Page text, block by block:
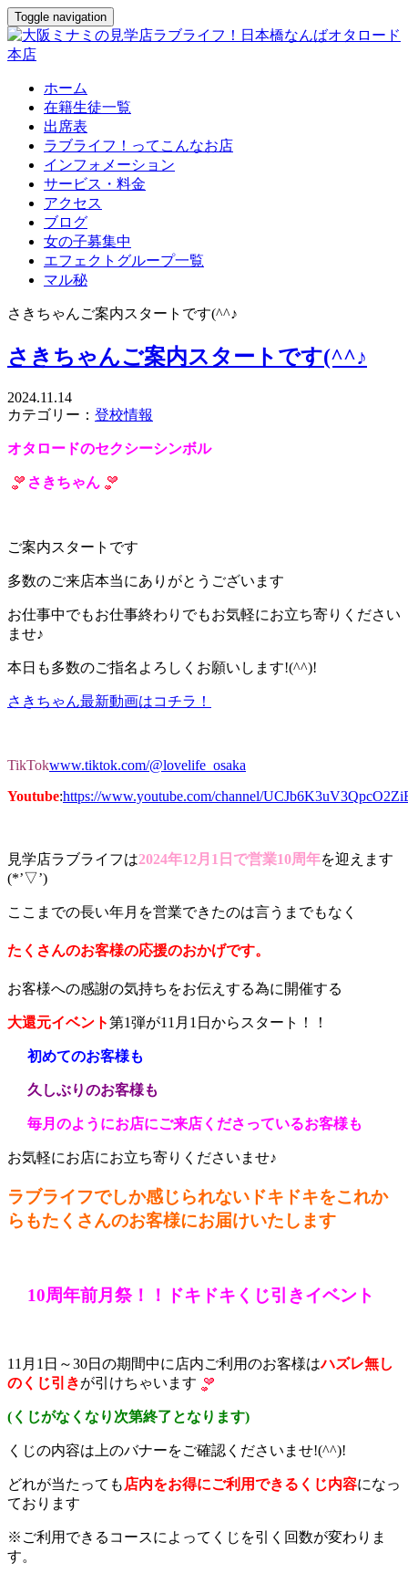
Toggle navigation
ホーム
在籍生徒一覧
出席表
ラブライフ！ってこんなお店
インフォメーション
サービス・料金
アクセス
ブログ
女の子募集中
エフェクトグループ一覧
マル秘
さきちゃんご案内スタートです(^^♪
さきちゃんご案内スタートです(^^♪
2024.11.14
カテゴリー： 登校情報
オタロードのセクシーシンボル
さきちゃん
ご案内スタートです
多数のご来店本当にありがとうございます
お仕事中でもお仕事終わりでもお気軽にお立ち寄りください
ませ♪
本日も多数のご指名よろしくお願いします!(^^)!
さきちゃん最新動画はコチラ！
TikTokwww.tiktok.com/@lovelife_osaka
Youtube:https://www.youtube.com/channel/
見学店ラブライフは2024年12月1日で営業10周年を迎えます
(*’▽’)
ここまでの長い年月を営業できたのは言うまでもなく
たくさんのお客様の応援のおかげです。
お客様への感謝の気持ちをお伝えする為に開催する
大還元イベント第1弾が11月1日からスタート！！
初めてのお客様も
久しぶりのお客様も
毎月のようにお店にご来店くださっているお客様も
お気軽にお店にお立ち寄りくださいませ♪
ラブライフでしか感じられないドキドキをこれか
らもたくさんのお客様にお届けいたします
10周年前月祭！！ドキドキくじ引きイベント
11月1日～30日の期間中に店内ご利用のお客様はハズレ無し
のくじ引きが引けちゃいます
(くじがなくなり次第終了となります)
くじの内容は上のバナーをご確認くださいませ!(^^)!
どれが当たっても 店内をお得にご利用できるくじ内容になっ
ております
※ご利用できるコースによってくじを引く回数が変わりま
す。